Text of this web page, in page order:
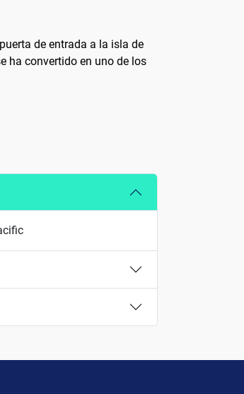
de entrada a la isla de
ha convertido en uno de los